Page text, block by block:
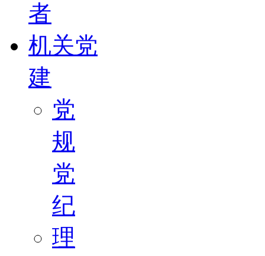
者
机关党
建
党
规
党
纪
理